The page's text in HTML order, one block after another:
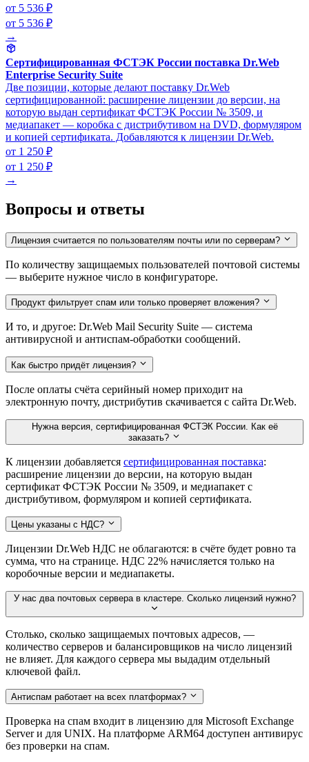
от 5 536 ₽
от 5 536 ₽
→
Сертифицированная ФСТЭК России поставка Dr.Web
Enterprise Security Suite
Две позиции, которые делают поставку Dr.Web
сертифицированной: расширение лицензии до версии, на
которую выдан сертификат ФСТЭК России № 3509, и
медиапакет — коробка с дистрибутивом на DVD, формуляром
и копией сертификата. Добавляются к лицензии Dr.Web.
от 1 250 ₽
от 1 250 ₽
→
Вопросы и ответы
Лицензия считается по пользователям почты или по серверам?
По количеству защищаемых пользователей почтовой системы
— выберите нужное число в конфигураторе.
Продукт фильтрует спам или только проверяет вложения?
И то, и другое: Dr.Web Mail Security Suite — система
антивирусной и антиспам-обработки сообщений.
Как быстро придёт лицензия?
После оплаты счёта серийный номер приходит на
электронную почту, дистрибутив скачивается с сайта Dr.Web.
Нужна версия, сертифицированная ФСТЭК России. Как её
заказать?
К лицензии добавляется сертифицированная поставка:
расширение лицензии до версии, на которую выдан
сертификат ФСТЭК России № 3509, и медиапакет с
дистрибутивом, формуляром и копией сертификата.
Цены указаны с НДС?
Лицензии Dr.Web НДС не облагаются: в счёте будет ровно та
сумма, что на странице. НДС 22% начисляется только на
коробочные версии и медиапакеты.
У нас два почтовых сервера в кластере. Сколько лицензий нужно?
Столько, сколько защищаемых почтовых адресов, —
количество серверов и балансировщиков на число лицензий
не влияет. Для каждого сервера мы выдадим отдельный
ключевой файл.
Антиспам работает на всех платформах?
Проверка на спам входит в лицензию для Microsoft Exchange
Server и для UNIX. На платформе ARM64 доступен антивирус
без проверки на спам.